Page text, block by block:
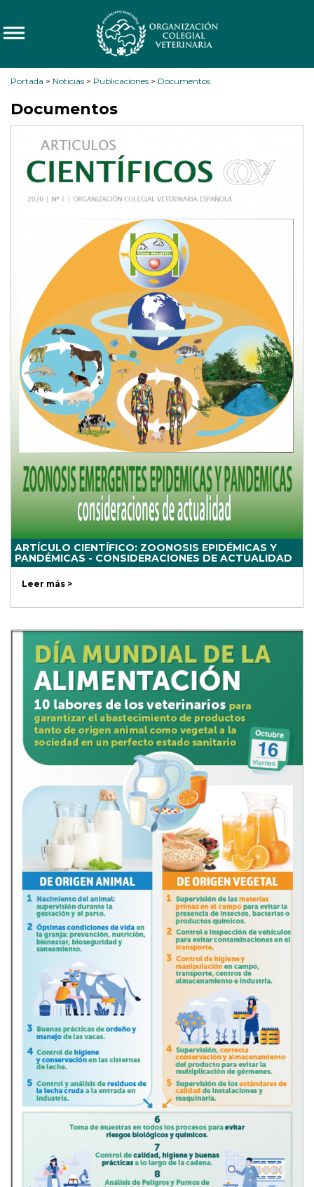
Portada > Noticias > Publicaciones > Documentos
Documentos
ARTÍCULO CIENTÍFICO: ZOONOSIS EPIDÉMICAS Y
PANDÉMICAS - CONSIDERACIONES DE ACTUALIDAD
Leer más >